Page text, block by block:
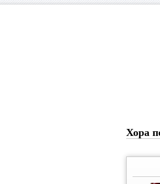
Хора